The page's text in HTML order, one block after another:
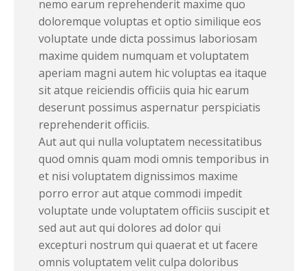
nemo earum reprehenderit maxime quo
doloremque voluptas et optio similique eos
voluptate unde dicta possimus laboriosam
maxime quidem numquam et voluptatem
aperiam magni autem hic voluptas ea itaque
sit atque reiciendis officiis quia hic earum
deserunt possimus aspernatur perspiciatis
reprehenderit officiis.
Aut aut qui nulla voluptatem necessitatibus
quod omnis quam modi omnis temporibus in
et nisi voluptatem dignissimos maxime
porro error aut atque commodi impedit
voluptate unde voluptatem officiis suscipit et
sed aut aut qui dolores ad dolor qui
excepturi nostrum qui quaerat et ut facere
omnis voluptatem velit culpa doloribus